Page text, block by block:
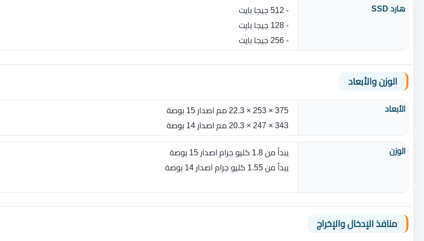
هارد SSD
- 512 جيجا بايت
- 128 جيجا بايت
- 256 جيجا بايت
الوزن والأبعاد
الأبعاد
375 × 253 × 22.3 مم اصدار 15 بوصة
343 × 247 × 20.3 مم اصدار 14 بوصة
الوزن
يبدأ من 1.8 كليو جرام اصدار 15 بوصة
يبدأ من 1.55 كليو جرام اصدار 14 بوصة
منافذ الإدخال والإخراج